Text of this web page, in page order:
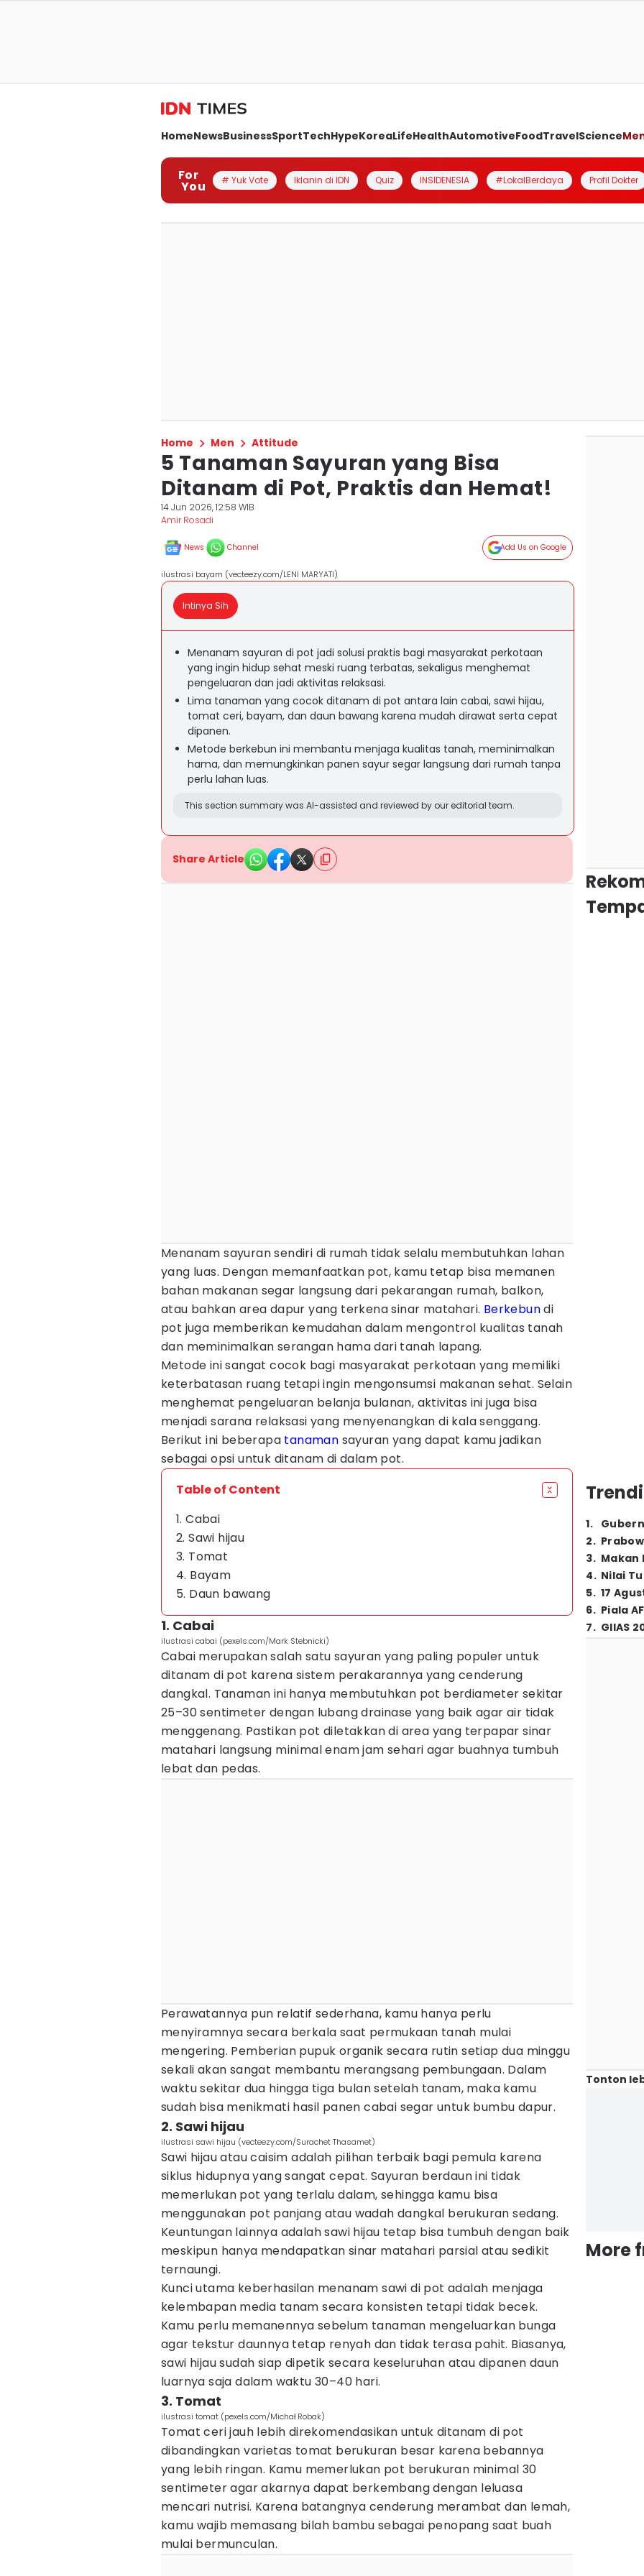
HomeNewsBusinessSportTechHypeKoreaLifeHealthAutomotiveFoodTravelScience
For
You # Yuk Vote Iklanin di IDN Quiz INSIDENESIA #LokalBerdaya Profil Dokter
Home Men Attitude
5 Tanaman Sayuran yang Bisa
Ditanam di Pot, Praktis dan Hemat!
14 Jun 2026, 12:58 WIB
Amir Rosadi
News Channel Add Us on Google
ilustrasi bayam (vecteezy.com/LENI MARYATI)
Intinya Sih
Menanam sayuran di pot jadi solusi praktis bagi masyarakat perkotaan
yang ingin hidup sehat meski ruang terbatas, sekaligus menghemat
pengeluaran dan jadi aktivitas relaksasi.
Lima tanaman yang cocok ditanam di pot antara lain cabai, sawi hijau,
tomat ceri, bayam, dan daun bawang karena mudah dirawat serta cepat
dipanen.
Metode berkebun ini membantu menjaga kualitas tanah, meminimalkan
hama, dan memungkinkan panen sayur segar langsung dari rumah tanpa
perlu lahan luas.
This section summary was AI-assisted and reviewed by our editorial team.
Share Article
Menanam sayuran sendiri di rumah tidak selalu membutuhkan lahan
yang luas. Dengan memanfaatkan pot, kamu tetap bisa memanen
bahan makanan segar langsung dari pekarangan rumah, balkon,
atau bahkan area dapur yang terkena sinar matahari. Berkebundi
pot juga memberikan kemudahan dalam mengontrol kualitas tanah
dan meminimalkan serangan hama dari tanah lapang.
Metode ini sangat cocok bagi masyarakat perkotaan yang memiliki
keterbatasan ruang tetapi ingin mengonsumsi makanan sehat. Selain
menghemat pengeluaran belanja bulanan, aktivitas ini juga bisa
menjadi sarana relaksasi yang menyenangkan di kala senggang.
Berikut ini beberapa tanaman sayuran yang dapat kamu jadikan
sebagai opsi untuk ditanam di dalam pot.
Table of Content
1. Cabai
2. Sawi hijau
3. Tomat
4. Bayam
5. Daun bawang
1. Cabai
ilustrasi cabai (pexels.com/Mark Stebnicki)
Cabai merupakan salah satu sayuran yang paling populer untuk
ditanam di pot karena sistem perakarannya yang cenderung
dangkal. Tanaman ini hanya membutuhkan pot berdiameter sekitar
25–30 sentimeter dengan lubang drainase yang baik agar air tidak
menggenang. Pastikan pot diletakkan di area yang terpapar sinar
matahari langsung minimal enam jam sehari agar buahnya tumbuh
lebat dan pedas.
Perawatannya pun relatif sederhana, kamu hanya perlu
menyiramnya secara berkala saat permukaan tanah mulai
mengering. Pemberian pupuk organik secara rutin setiap dua minggu
sekali akan sangat membantu merangsang pembungaan. Dalam
waktu sekitar dua hingga tiga bulan setelah tanam, maka kamu
sudah bisa menikmati hasil panen cabai segar untuk bumbu dapur.
2. Sawi hijau
ilustrasi sawi hijau (vecteezy.com/Surachet Thasamet)
Sawi hijau atau caisim adalah pilihan terbaik bagi pemula karena
siklus hidupnya yang sangat cepat. Sayuran berdaun ini tidak
memerlukan pot yang terlalu dalam, sehingga kamu bisa
menggunakan pot panjang atau wadah dangkal berukuran sedang.
Keuntungan lainnya adalah sawi hijau tetap bisa tumbuh dengan baik
meskipun hanya mendapatkan sinar matahari parsial atau sedikit
ternaungi.
Kunci utama keberhasilan menanam sawi di pot adalah menjaga
kelembapan media tanam secara konsisten tetapi tidak becek.
Kamu perlu memanennya sebelum tanaman mengeluarkan bunga
agar tekstur daunnya tetap renyah dan tidak terasa pahit. Biasanya,
sawi hijau sudah siap dipetik secara keseluruhan atau dipanen daun
luarnya saja dalam waktu 30–40 hari.
3. Tomat
ilustrasi tomat (pexels.com/Michał Robak)
Tomat ceri jauh lebih direkomendasikan untuk ditanam di pot
dibandingkan varietas tomat berukuran besar karena bebannya
yang lebih ringan. Kamu memerlukan pot berukuran minimal 30
sentimeter agar akarnya dapat berkembang dengan leluasa
mencari nutrisi. Karena batangnya cenderung merambat dan lemah,
kamu wajib memasang bilah bambu sebagai penopang saat buah
mulai bermunculan.
1.
2.
3. Makan
4. Nilai
5. 17
6. Piala
7. GIIAS
Tonton
More